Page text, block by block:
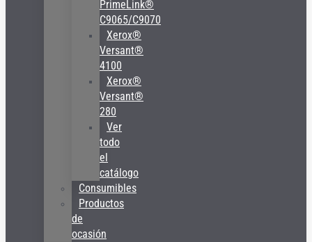
PrimeLink®
C9065/C9070
Xerox®
Versant®
4100
Xerox®
Versant®
280
Ver
todo
el
catálogo
Consumibles
Productos
de
ocasión